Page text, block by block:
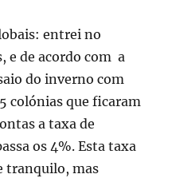
entrei no
e de acordo com a
do inverno com
colónias que ficaram
a taxa de
os 4%. Esta taxa
tranquilo, mas